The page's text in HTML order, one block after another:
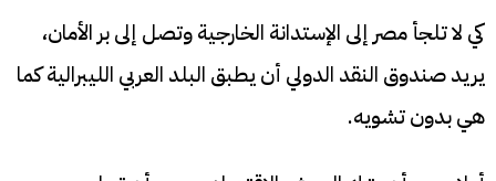
كي لا تلجأ مصر إلى الإستدانة الخارجية وتصل إلى بر الأمان،
يريد صندوق النقد الدولي أن يطبق البلد العربي الليبرالية كما
هي بدون تشويه.